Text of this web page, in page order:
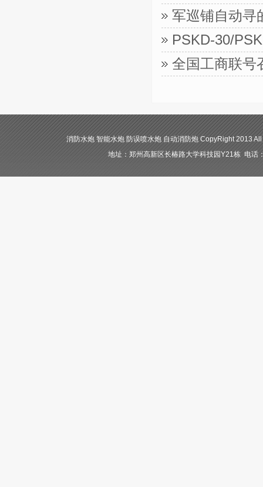
军巡铺自动寻
PSKD-30/
全国工商联号
消防水炮 智能水炮 防误喷水炮 自动消防炮 CopyRight 2013
地址：郑州高新区长椿路大学科技园Y21栋 电